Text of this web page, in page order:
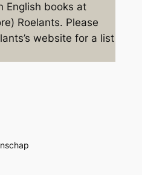
English books at
Roelants. Please
website for a list